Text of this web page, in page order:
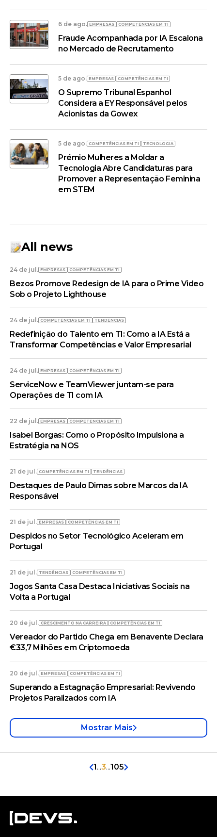
6 de ago. EMPRESAS COMPETÊNCIAS EM TI
Fraude Acompanhada por IA Escalona
no Mercado de Recrutamento
5 de ago. EMPRESAS COMPETÊNCIAS EM TI
O Supremo Tribunal Espanhol
Considera a EY Responsável pelos
Acionistas da Gowex
5 de ago. COMPETÊNCIAS EM TI TECNOLOGIA
Prémio Mulheres a Moldar a
Tecnologia Abre Candidaturas para
Promover a Representação Feminina
em STEM
All news
24 de jul. EMPRESAS COMPETÊNCIAS EM TI
Bezos Promove Redesign de IA para o Prime Video
Sob o Projeto Lighthouse
24 de jul. COMPETÊNCIAS EM TI TENDÊNCIAS
Redefinição do Talento em TI: Como a IA Está a
Transformar Competências e Valor Empresarial
24 de jul. EMPRESAS COMPETÊNCIAS EM TI
ServiceNow e TeamViewer juntam-se para
Operações de TI com IA
22 de jul. EMPRESAS COMPETÊNCIAS EM TI
Isabel Borgas: Como o Propósito Impulsiona a
Estratégia na NOS
21 de jul. COMPETÊNCIAS EM TI TENDÊNCIAS
Destaques de Paulo Dimas sobre Marcos da IA
Responsável
21 de jul. EMPRESAS COMPETÊNCIAS EM TI
Despidos no Setor Tecnológico Aceleram em
Portugal
21 de jul. TENDÊNCIAS COMPETÊNCIAS EM TI
Jogos Santa Casa Destaca Iniciativas Sociais na
Volta a Portugal
20 de jul. CRESCIMENTO NA CARREIRA COMPETÊNCIAS EM TI
Vereador do Partido Chega em Benavente Declara
€33,7 Milhões em Criptomoeda
20 de jul. EMPRESAS COMPETÊNCIAS EM TI
Superando a Estagnação Empresarial: Revivendo
Projetos Paralizados com IA
Mostrar Mais
1 ...3...105